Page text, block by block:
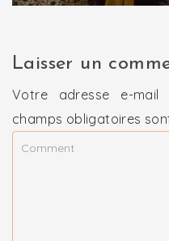
Laisser un
Votre adresse e-
champs obligatoires